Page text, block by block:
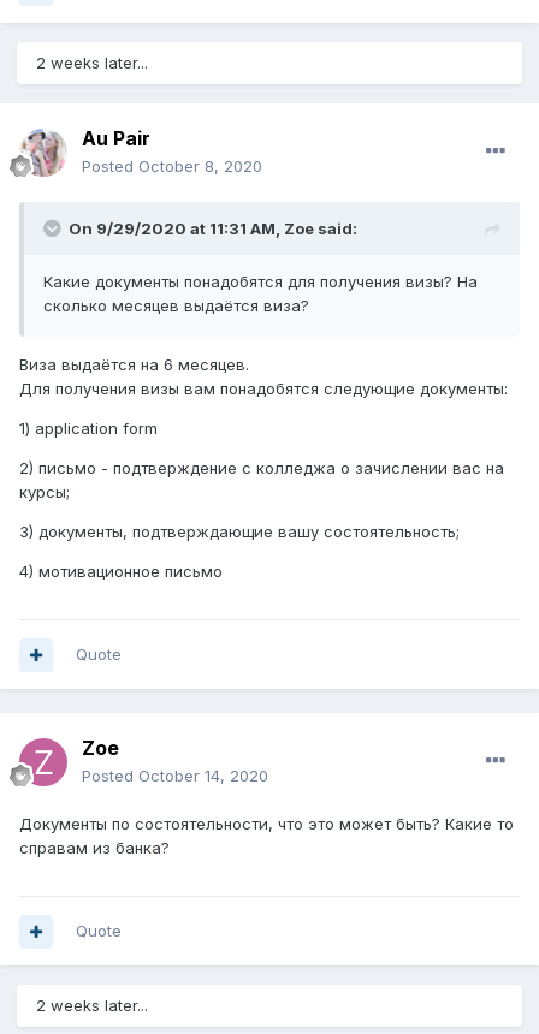
2 weeks later...
Au Pair
Posted October 8, 2020
On 9/29/2020 at 11:31 AM, Zoe said:
Какие документы понадобятся для получения визы? На
сколько месяцев выдаётся виза?
Виза выдаётся на 6 месяцев.
Для получения визы вам понадобятся следующие документы:
1) application form
2) письмо - подтверждение с колледжа о зачислении вас на
курсы;
3) документы, подтверждающие вашу состоятельность;
4) мотивационное письмо
Quote
Zoe
Posted October 14, 2020
Документы по состоятельности, что это может быть? Какие то
справам из банка?
Quote
2 weeks later...